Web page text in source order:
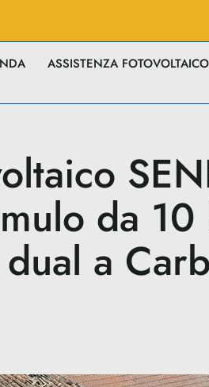
ASSISTENZA FOTOVOLTAICO
da
a